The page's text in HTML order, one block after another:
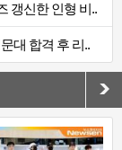
갱신한 인형 비..
대 합격 후 리..